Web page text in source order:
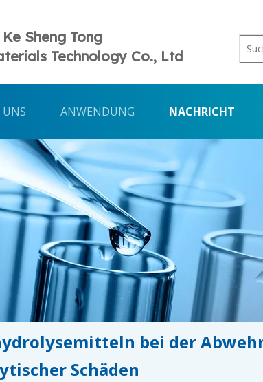
Sheng Tong
Technology Co., Ltd
UNS ANWENDUNG NACHRICHT
bei der
Schäden